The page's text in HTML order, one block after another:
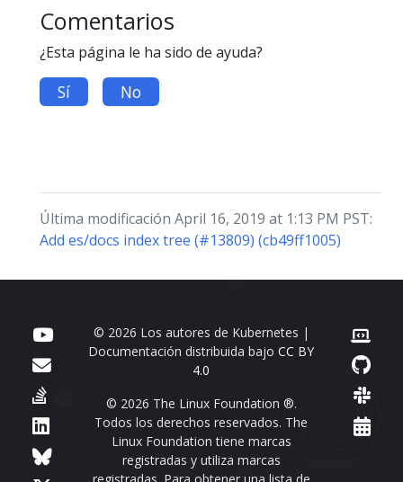
Comentarios
¿Esta página le ha sido de ayuda?
Sí No
Última modificación April 16, 2019 at 1:13 PM PST:
Add es/docs index tree (#13809) (cb49ff1005)
© 2026 Los autores de Kubernetes |
Documentación distribuida bajoCC BY
4.0
© 2026 The Linux Foundation ®.
Todos los derechos reservados. The
Linux Foundation tiene marcas
registradas y utiliza marcas